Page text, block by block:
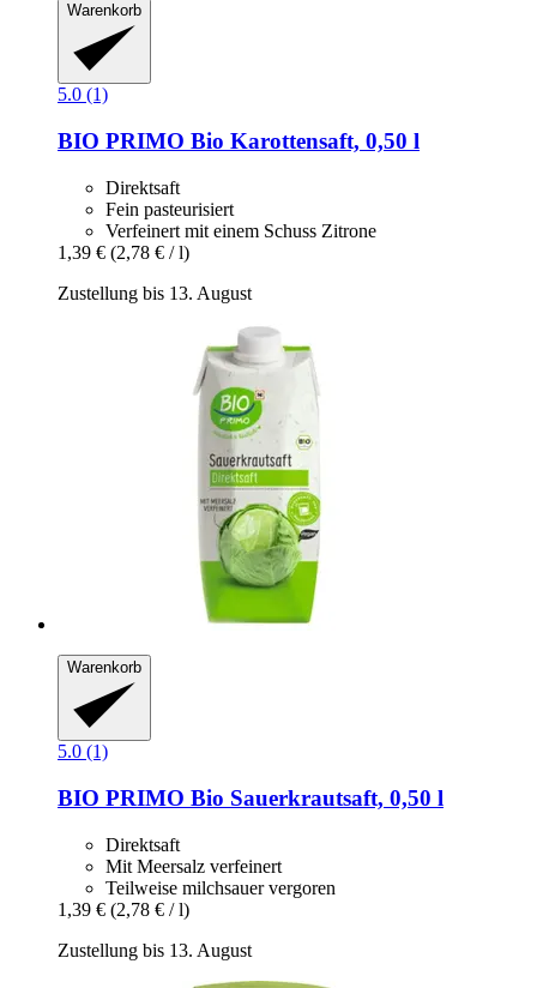
Warenkorb
5.0 (1)
BIO PRIMO Bio Karottensaft, 0,50 l
Direktsaft
Fein pasteurisiert
Verfeinert mit einem Schuss Zitrone
1,39 € (2,78 € / l)
Zustellung bis 13. August
Warenkorb
5.0 (1)
BIO PRIMO Bio Sauerkrautsaft, 0,50 l
Direktsaft
Mit Meersalz verfeinert
Teilweise milchsauer vergoren
1,39 € (2,78 € / l)
Zustellung bis 13. August